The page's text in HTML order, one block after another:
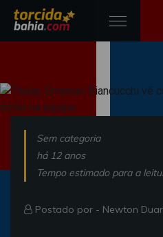
Sem categoria
há 12 anos
Tempo estimado para a
Postado por - Newton